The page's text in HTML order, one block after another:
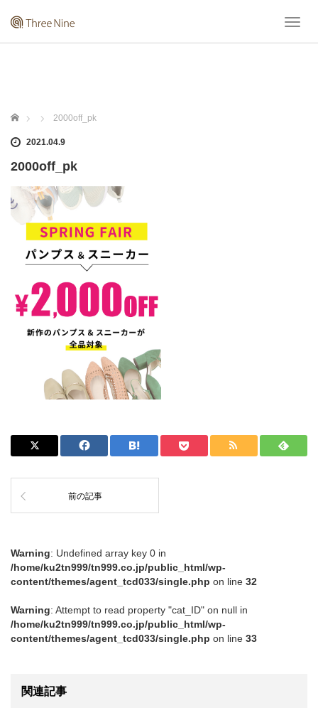
T
ホーム 2000off_pk
2021.04.9
2000off_pk
前の記事
Warning: Undefined array key 0 in
/home/ku2tn999/tn999.co.jp/public_html/wp-
content/themes/agent_tcd033/single.php on line 32
Warning: Attempt to read property "cat_ID" on null in
/home/ku2tn999/tn999.co.jp/public_html/wp-
content/themes/agent_tcd033/single.php on line 33
関連記事